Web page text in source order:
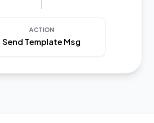
ACTION
Send Template Msg